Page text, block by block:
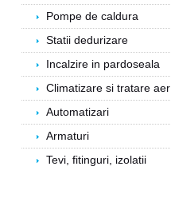
Pompe de caldura
Statii dedurizare
Incalzire in pardoseala
Climatizare si tratare aer
Automatizari
Armaturi
Tevi, fitinguri, izolatii